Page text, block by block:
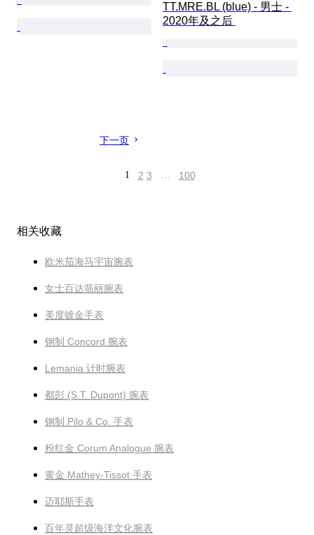
TT.MRE.BL (blue) - 男士 -
2020年及之后
下一页
1 2 3 … 100
相关收藏
欧米茄海马宇宙腕表
女士百达翡丽腕表
美度镀金手表
钢制 Concord 腕表
Lemania 计时腕表
都彭 (S.T. Dupont) 腕表
钢制 Pilo & Co. 手表
粉红金 Corum Analogue 腕表
黄金 Mathey-Tissot 手表
迈耶斯手表
百年灵超级海洋文化腕表